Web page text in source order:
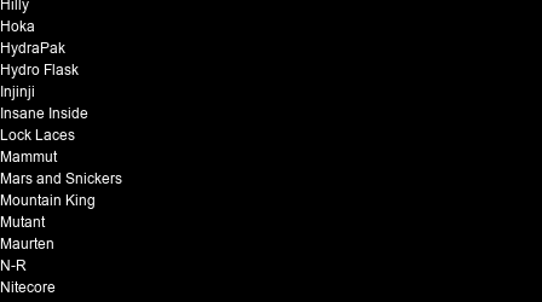
Hilly
Hoka
HydraPak
Hydro Flask
Injinji
Insane Inside
Lock Laces
Mammut
Mars and Snickers
Mountain King
Mutant
Maurten
N-R
Nitecore